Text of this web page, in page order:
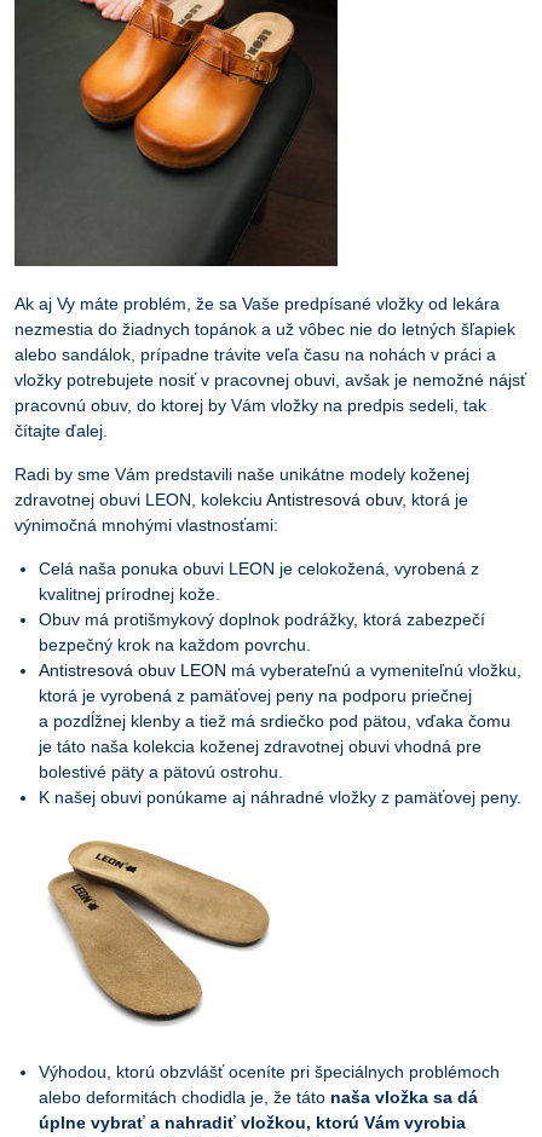
Ak aj Vy máte problém, že sa Vaše predpísané vložky od lekára
nezmestia do žiadnych topánok a už vôbec nie do letných šľapiek
alebo sandálok, prípadne trávite veľa času na nohách v práci a
vložky potrebujete nosiť v pracovnej obuvi, avšak je nemožné nájsť
pracovnú obuv, do ktorej by Vám vložky na predpis sedeli, tak
čítajte ďalej.
Radi by sme Vám predstavili naše unikátne modely koženej
zdravotnej obuvi LEON, kolekciu Antistresová obuv, ktorá je
výnimočná mnohými vlastnosťami:
Celá naša ponuka obuvi LEON je celokožená, vyrobená z
kvalitnej prírodnej kože.
Obuv má protišmykový doplnok podrážky, ktorá zabezpečí
bezpečný krok na každom povrchu.
Antistresová obuv LEON má vyberateľnú a vymeniteľnú vložku,
ktorá je vyrobená z pamäťovej peny na podporu priečnej
a pozdĺžnej klenby a tiež má srdiečko pod pätou, vďaka čomu
je táto naša kolekcia koženej zdravotnej obuvi vhodná pre
bolestivé päty a pätovú ostrohu.
K našej obuvi ponúkame aj náhradné vložky z pamäťovej peny.
Výhodou, ktorú obzvlášť oceníte pri špeciálnych problémoch
alebo deformitách chodidla je, že táto naša vložka sa dá
úplne vybrať a nahradiť vložkou, ktorú Vám vyrobia